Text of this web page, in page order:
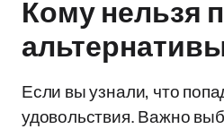
Кому нельзя
Если вы узнали, что
удовольствия. Важно